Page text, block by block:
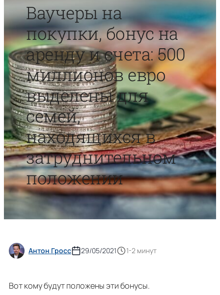
Ваучеры на
покупки, бонус на
аренду и счета: 500
миллионов евро
выделены для
семей,
находящихся в
затруднительном
положении
Антон Гросс 29/05/2021 1-2 минут
Вот кому будут положены эти бонусы.